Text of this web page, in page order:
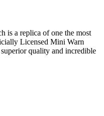
is a replica of one the most
Licensed Mini Warn
quality and incredible